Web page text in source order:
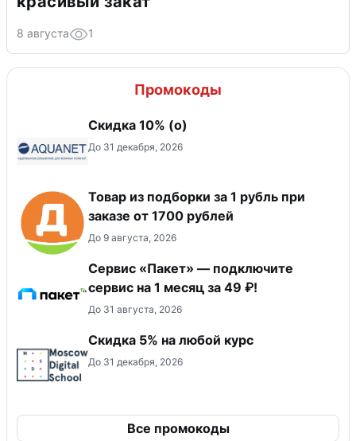
8 августа 1
Промокоды
Скидка 10% (о)
До 31 декабря, 2026
Товар из подборки за 1 рубль при
заказе от 1700 рублей
До 9 августа, 2026
Сервис «Пакет» — подключите
сервис на 1 месяц за 49 ₽!
До 31 августа, 2026
Скидка 5% на любой курс
До 31 декабря, 2026
Все промокоды